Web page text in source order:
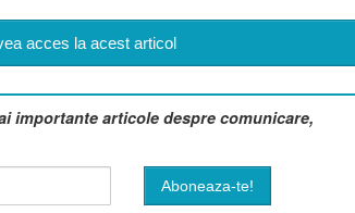
acces la acest articol
importante articole despre comunicare,